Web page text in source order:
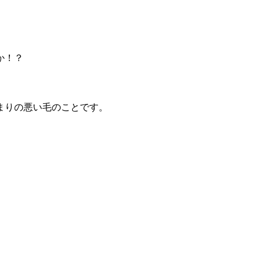
！？
りの悪い毛のことです。